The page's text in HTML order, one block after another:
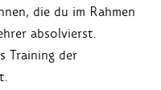
die du im Rahmen
absolvierst.
Training der